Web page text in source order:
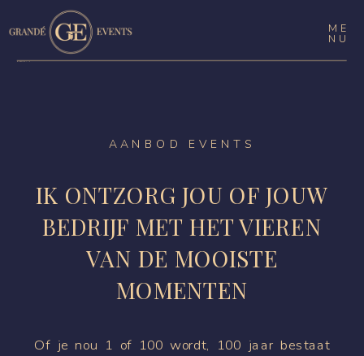
ME
NU
Of je nou 1 of 100 wordt, 100 jaar bestaat
IK ONTZORG JOU OF JOUW
BEDRIJF MET HET VIEREN
VAN DE MOOISTE
MOMENTEN
AANBOD EVENTS